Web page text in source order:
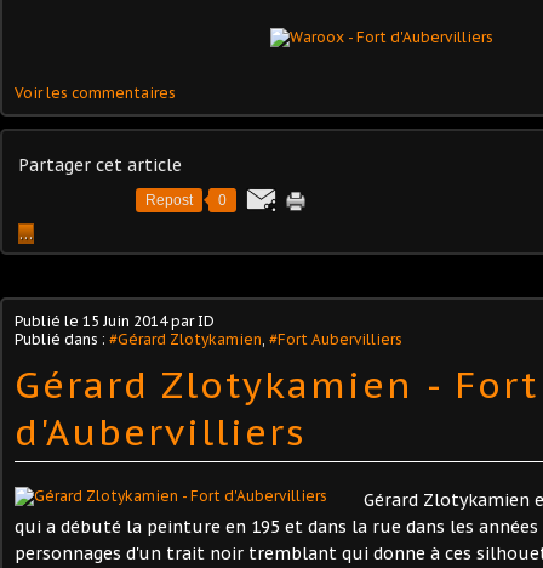
Voir les commentaires
Partager cet article
Repost 0
…
Publié le 15 Juin 2014par ID
Publié dans : #Gérard Zlotykamien, #Fort Aubervilliers
Gérard Zlotykamien - Fort
d'Aubervilliers
Gérard Zlotykamien
qui a débuté la peinture en 195 et dans la rue dans les
personnages d'un trait noir tremblant qui donne à ces